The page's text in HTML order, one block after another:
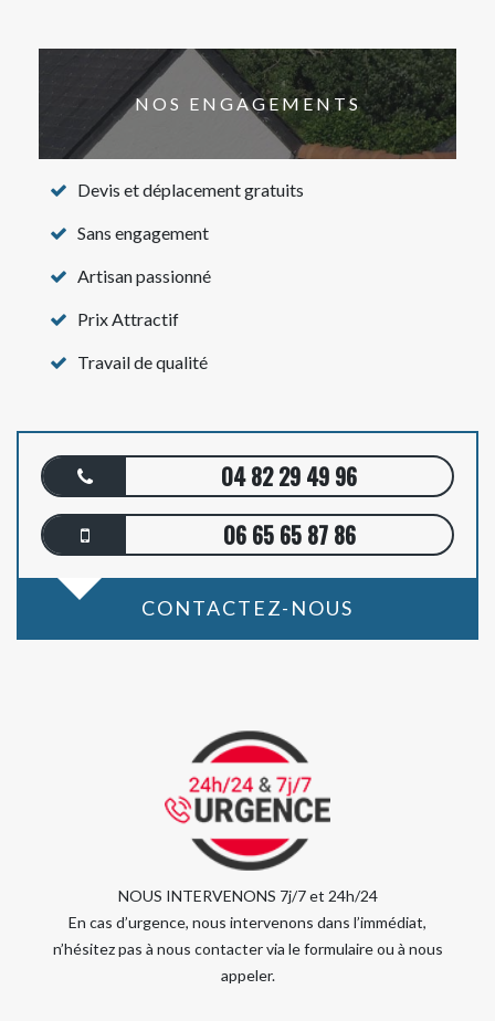
NOS ENGAGEMENTS
Devis et déplacement gratuits
Sans engagement
Artisan passionné
Prix Attractif
Travail de qualité
04 82 29 49 96
06 65 65 87 86
CONTACTEZ-NOUS
NOUS INTERVENONS 7j/7 et 24h/24
En cas d’urgence, nous intervenons dans l’immédiat,
n’hésitez pas à nous contacter via le formulaire ou à nous
appeler.